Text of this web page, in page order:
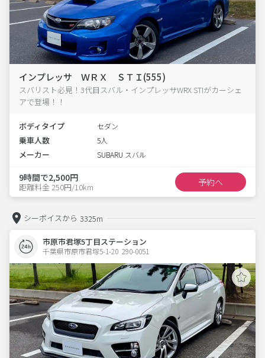
インプレッサ ＷＲＸ ＳＴＩ(555)
スバリスト必見！3代目スバル・インプレッサWRX STIがカーシェ
アで登場！！
ボディタイプ セダン
乗車人数 5人
メーカー SUBARU スバル
9時間で2,500円
距離料金 250円/10km 予約へ
シーボイスから 3325m
市原市君塚5丁目ステーション
千葉県市原市君塚5-1-20  290-0051